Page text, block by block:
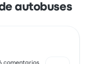
autobuses
comentarios